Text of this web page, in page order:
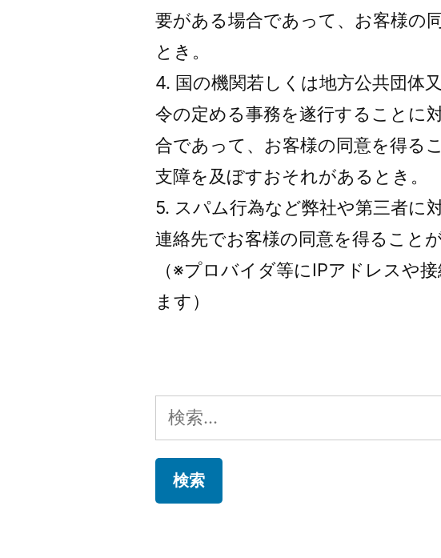
要がある場合であって、お客様の
とき。
4. 国の機関若しくは地方公共団体
令の定める事務を遂行することに
合であって、お客様の同意を得る
支障を及ぼすおそれがあるとき。
5. スパム行為など弊社や第三者に
連絡先でお客様の同意を得ること
（※プロバイダ等にIPアドレスや
ます）
検
索: